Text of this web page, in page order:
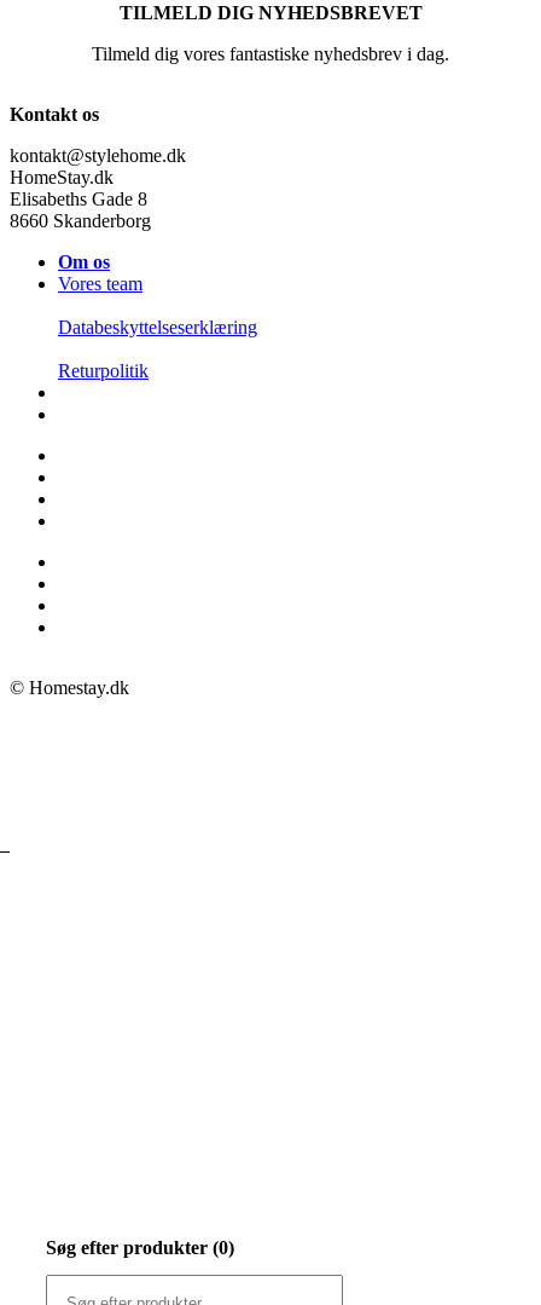
TILMELD DIG NYHEDSBREVET
Tilmeld dig vores fantastiske nyhedsbrev i dag.
Kontakt os
kontakt@stylehome.dk
HomeStay.dk
Elisabeths Gade 8
8660 Skanderborg
Om os
Vores team
Databeskyttelseserklæring
Returpolitik
© Homestay.dk
Søg efter produkter (0)